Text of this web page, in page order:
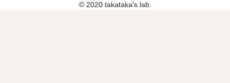
© 2020 takataka's lab.